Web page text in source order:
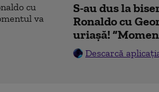
S-au dus la
Ronaldo cu
uriașă!
Descarcă